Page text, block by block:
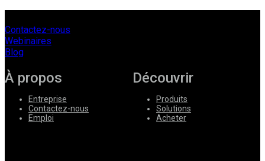
Contactez-nous
Webinaires
Blog
À propos
Entreprise
Contactez-nous
Emploi
Découvrir
Produits
Solutions
Acheter